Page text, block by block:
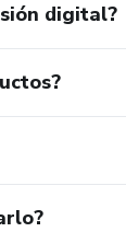
digital?